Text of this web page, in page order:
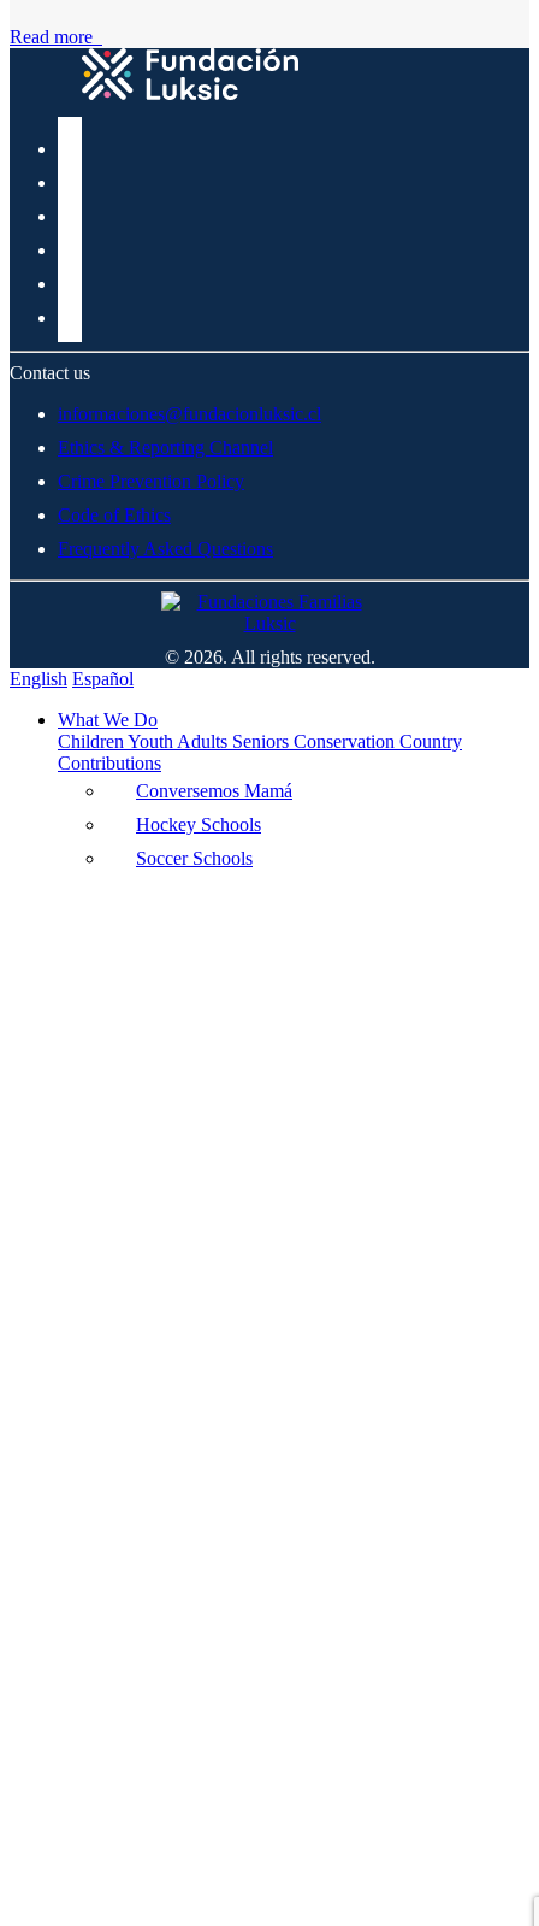
Read more
Contact us
informaciones@fundacionluksic.cl
Ethics & Reporting Channel
Crime Prevention Policy
Code of Ethics
Frequently Asked Questions
© 2026. All rights reserved.
English Español
What We Do
Children Youth Adults Seniors Conservation Country
Contributions
Conversemos Mamá
Hockey Schools
Soccer Schools